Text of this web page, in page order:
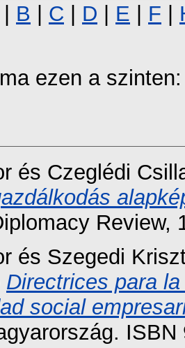
B | C | D | E | F |
ezen a
és Czeglédi
Review,
és Szegedi
Directrices para
social
ISBN